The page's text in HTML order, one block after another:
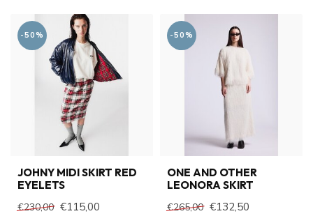
-50%
JOHNY MIDI SKIRT RED
EYELETS
€230,00 €115,00
-50%
ONE AND OTHER
LEONORA SKIRT
€265,00 €132,50